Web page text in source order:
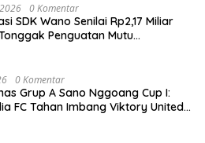
0 Komentar
SDK Wano Senilai Rp2,17 Miliar
Penguatan Mutu
0 Komentar
Grup A Sano Nggoang Cup I:
FC Tahan Imbang Viktory United